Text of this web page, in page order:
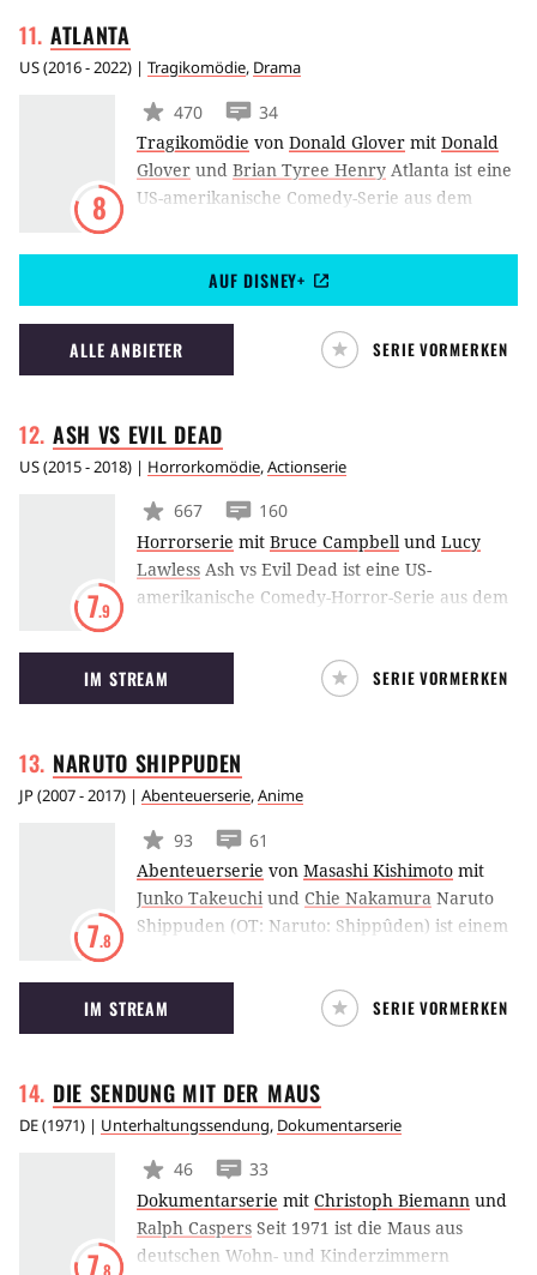
gegenüber die hübsche, blonde Penny
ATLANTA
US(2016 - 2022) | Tragikomödie, Drama
8
470
34
Tragikomödie von Donald Glover mit Donald
Glover und Brian Tyree Henry Atlanta ist eine
US-amerikanische Comedy-Serie aus dem
Cousins, die in der Musikbranche
durchstarten wollen, wurde von Donald
Glover kreiert, der zusammen mit Brian Tyree
Henry, Lakeith Lee Stanfield und Zazie Beetz
auch in einer der Hauptrollen zu sehen ist.
AUF DISNEY+
ALLE ANBIETER SERIE VORMERKEN
ASH VS EVIL DEAD
US(2015 - 2018) | Horrorkomödie,Actionserie
7.9
667
160
Horrorserie mit Bruce Campbell und Lucy
Lawless Ash vs Evil Dead ist eine US-
amerikanische Comedy-Horror-Serie aus dem
Trilogie von Regisseur Sam Raimi. Die
Geschichte ist 30 Jahre nach den vorherigen
Geschehnissen angesiedelt und erzählt von
Krieg ziehen muss. Dieses Mal steht allerdings
das Schicksal der gesamten Menschheit auf
IM STREAM SERIE VORMERKEN
NARUTO SHIPPUDEN
JP(2007 - 2017) | Abenteuerserie,Anime
7.8
93
61
Abenteuerserie von Masashi Kishimoto mit
Junko Takeuchiund Chie Nakamura Naruto
Shippuden (OT: Naruto: Shippûden) ist einem
gleichnamigen Manga-Reihe basiert und die
Geschichte der Anime-Serie Naruto fortsetzt,
die von 2002 bis 2007 ausgestrahlt wurde. Die
Jahre nach den vorherigen Ereignissen ein
und dreht sich erneut um die Abenteuer, die
Freunden erlebt.
IM STREAM SERIE VORMERKEN
DIE SENDUNG MIT DER MAUS
DE(1971) | Unterhaltungssendung, Dokumentarserie
7.8
46
33
Dokumentarserie mit Christoph Biemann und
Ralph Caspers Seit 1971 ist die Maus aus
deutschen Wohn- und Kinderzimmern